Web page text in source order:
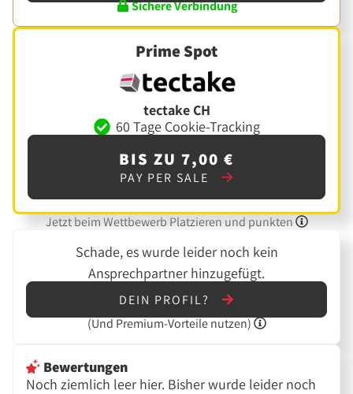
Sichere Verbindung
Prime Spot
tectake CH
60 Tage Cookie-Tracking
BIS ZU 7,00 €
PAY PER SALE
Jetzt beim Wettbewerb Platzieren und punkten
Schade, es wurde leider noch kein
Ansprechpartner hinzugefügt.
DEIN PROFIL?
(Und Premium-Vorteile nutzen)
Bewertungen
Noch ziemlich leer hier. Bisher wurde leider noch